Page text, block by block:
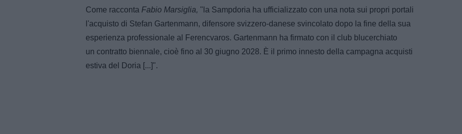
Come racconta Fabio Marsiglia, "la Sampdoria ha ufficializzato con una nota sui propri portali
l'acquisto di Stefan Gartenmann, difensore svizzero-danese svincolato dopo la fine della sua
esperienza professionale al Ferencvaros. Gartenmann ha firmato con il club blucerchiato
un contratto biennale, cioè fino al 30 giugno 2028. È il primo innesto della campagna acquisti
estiva del Doria [...]".